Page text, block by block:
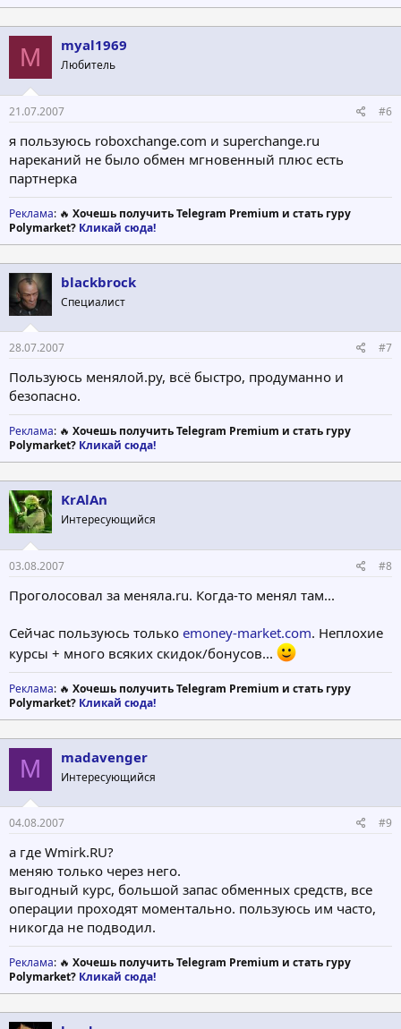
M myal1969
Любитель
21.07.2007 #6
я пользуюсь roboxchange.com и superchange.ru
нареканий не было обмен мгновенный плюс есть
партнерка
Реклама: 🔥 Хочешь получить Telegram Premium и стать гуру
Polymarket? Кликай сюда!
blackbrock
Специалист
28.07.2007 #7
Пользуюсь менялой.ру, всё быстро, продуманно и
безопасно.
Реклама: 🔥 Хочешь получить Telegram Premium и стать гуру
Polymarket? Кликай сюда!
KrAlAn
Интересующийся
03.08.2007 #8
Проголосовал за меняла.ru. Когда-то менял там...
Сейчас пользуюсь только emoney-market.com. Неплохие
курсы + много всяких скидок/бонусов...
Реклама: 🔥 Хочешь получить Telegram Premium и стать гуру
Polymarket? Кликай сюда!
M madavenger
Интересующийся
04.08.2007 #9
а где Wmirk.RU?
меняю только через него.
выгодный курс, большой запас обменных средств, все
операции проходят моментально. пользуюсь им часто,
никогда не подводил.
Реклама: 🔥 Хочешь получить Telegram Premium и стать гуру
Polymarket? Кликай сюда!